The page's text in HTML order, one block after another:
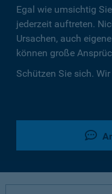
Egal wie umsichtig
jederzeit auftreten.
Ursachen, auch
können große
Schützen Sie sich.